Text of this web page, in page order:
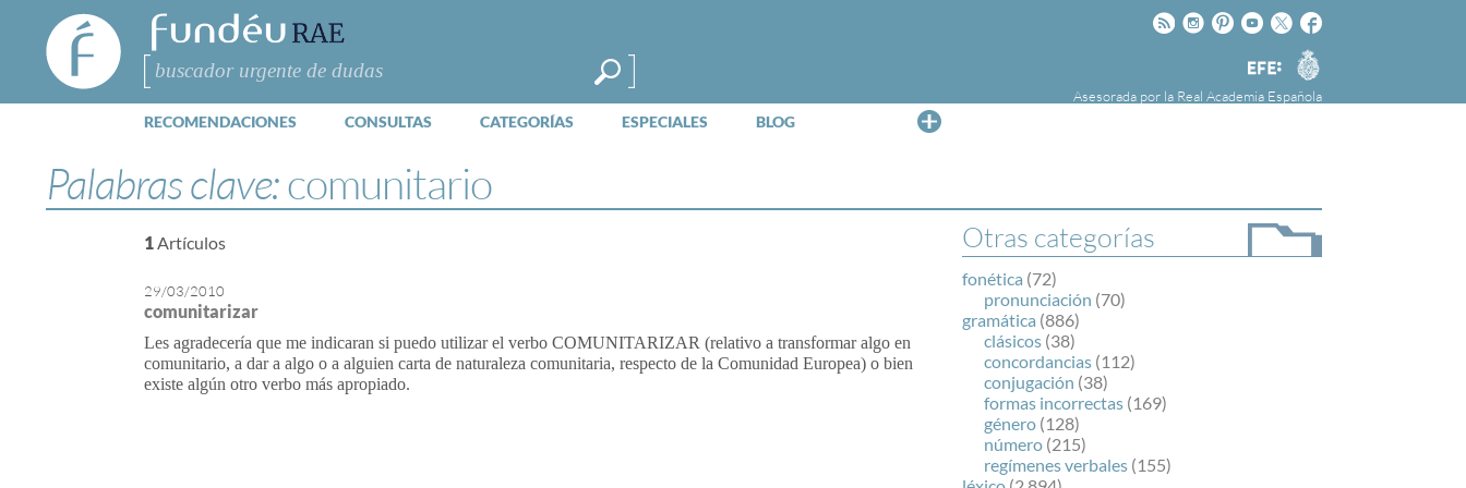
FundéuRAE
- Fundación
del Español
Urgente
Buscar
Facebook
Twitter
Youtube
Pinteres
Instagram
Rss
Agencia
EFE
Asesorada por la Real Academia Española
RECOMENDACIONES CONSULTAS CATEGORÍAS ESPECIALES BLOG
la Agencia Efe y la Real Academia Española,
cuyo objetivo es colaborar con el buen uso del
español en los medios de comunicación y en
Internet.
Palabras clave:comunitario
Otras categorías
fonética (72)
pronunciación (70)
gramática (886)
clásicos (38)
concordancias (112)
conjugación (38)
formas incorrectas (169)
género (128)
número (215)
regímenes verbales (155)
1Artículos
29/03/2010
comunitarizar
Les agradecería que me indicaran si puedo utilizar el verbo COMUNITARIZAR (relativo a transformar algo en
comunitario, a dar a algo o a alguien carta de naturaleza comunitaria, respecto de la Comunidad Europea) o bien
existe algún otro verbo más apropiado.